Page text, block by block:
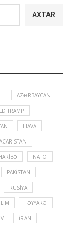
AXTAR
AZƏRBAYCAN
TRAMP
HAVA
NATO
PAKISTAN
RUSIYA
TƏYYARƏ
İRAN